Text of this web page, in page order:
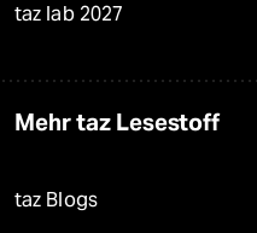
taz lab 2027
Mehr taz Lesestoff
taz Blogs